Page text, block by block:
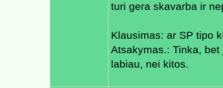
turi gera skavarba ir
Klausimas: ar SP tipo
Atsakymas.: Tinka,
labiau, nei kitos.